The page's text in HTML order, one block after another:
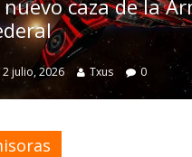
caza de la Armada
Txus 0